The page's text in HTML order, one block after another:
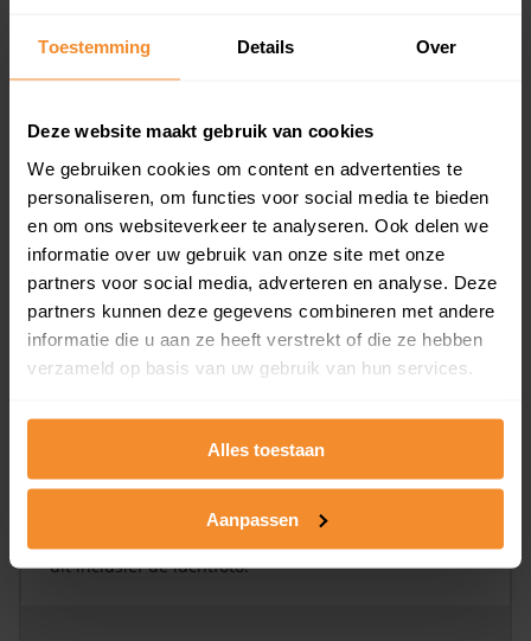
Toestemming Details Over
Deze website maakt gebruik van cookies
We gebruiken cookies om content en advertenties te
personaliseren, om functies voor social media te bieden
en om ons websiteverkeer te analyseren. Ook delen we
informatie over uw gebruik van onze site met onze
partners voor social media, adverteren en analyse. Deze
partners kunnen deze gegevens combineren met andere
informatie die u aan ze heeft verstrekt of die ze hebben
verzameld op basis van uw gebruik van hun services.
Alles toestaan
Aanpassen
Inclusief 1 jaar gratis updates
inclusief een jaar lang gratis updates van nieuwe
koopsommen.
Bekijk product
Direct leverbaar
Kadastrale kaart pakket
Alleen globale ligging perceel
Een uitgebreid overzicht van het perceel en
omliggende percelen met de kadastrale erfgrenzen,
dit inclusief de luchtfoto!